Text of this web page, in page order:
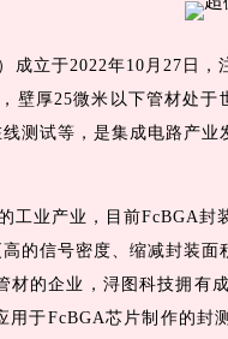
立于2022年10月27日，
壁厚25微米以下管材处
测试等，是集成电路产
业产业，目前FcBGA封
的信号密度、缩减封装
材的企业，浔图科技拥
于FcBGA芯片制作的